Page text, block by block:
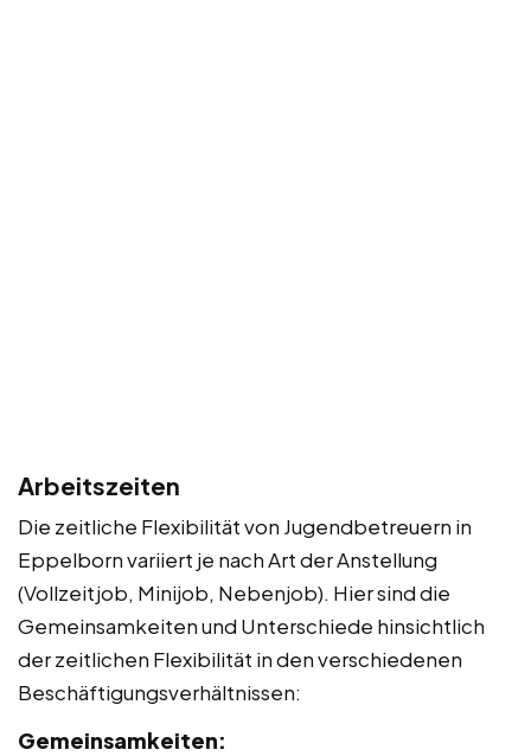
Arbeitszeiten
Die zeitliche Flexibilität von Jugendbetreuern in
Eppelborn variiert je nach Art der Anstellung
(Vollzeitjob, Minijob, Nebenjob). Hier sind die
Gemeinsamkeiten und Unterschiede hinsichtlich
der zeitlichen Flexibilität in den verschiedenen
Beschäftigungsverhältnissen:
Gemeinsamkeiten: